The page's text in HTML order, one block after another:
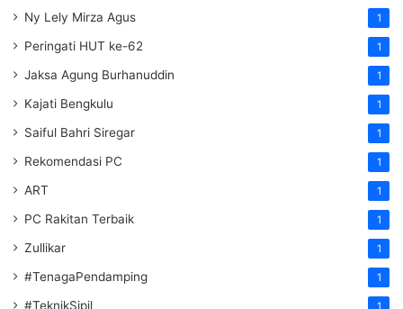
Ny Lely Mirza Agus 1
Peringati HUT ke-62 1
Jaksa Agung Burhanuddin 1
Kajati Bengkulu 1
Saiful Bahri Siregar 1
Rekomendasi PC 1
ART 1
PC Rakitan Terbaik 1
Zullikar 1
#TenagaPendamping 1
#TeknikSipil 1